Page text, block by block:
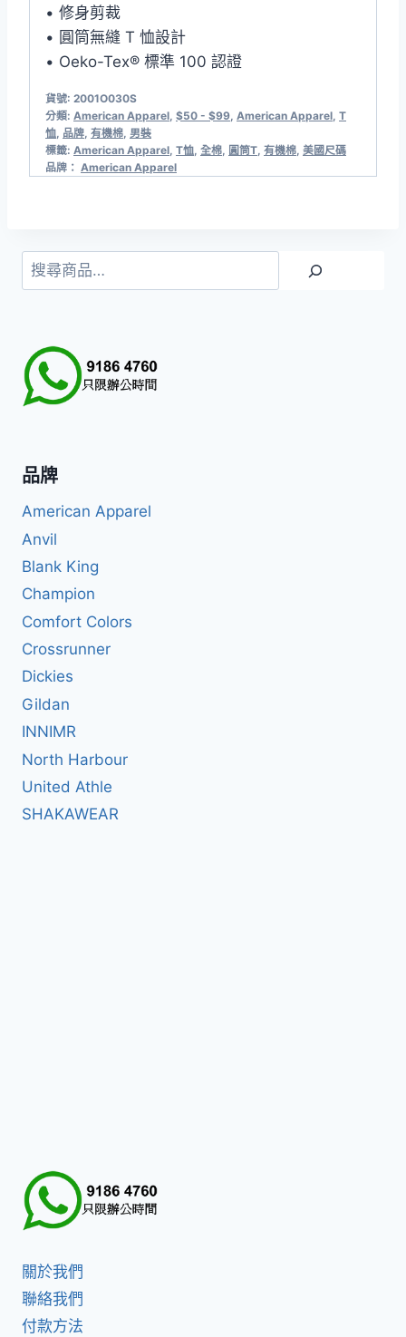
• 修身剪裁
• 圓筒無縫 T 恤設計
• Oeko-Tex® 標準 100 認證
貨號: 2001O030S
分類: American Apparel, $50 - $99, American Apparel, T
恤, 品牌, 有機棉, 男裝
標籤: American Apparel, T恤, 全棉, 圓筒T, 有機棉, 美國尺碼
品牌： American Apparel
搜
尋
品牌
American Apparel
Anvil
Blank King
Champion
Comfort Colors
Crossrunner
Dickies
Gildan
INNIMR
North Harbour
United Athle
SHAKAWEAR
關於我們
聯絡我們
付款方法